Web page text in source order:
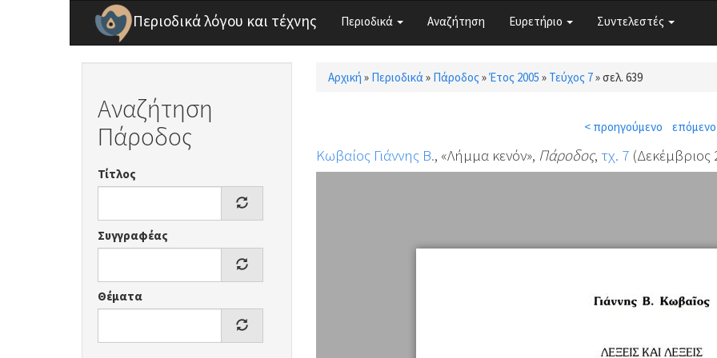
Παράκαμψη προς το κυρίως περιεχόμενο
Περιοδικά λόγου και τέχνης Περιοδικά Αναζήτηση Ευρετήριο Συντελεστές
Αναζήτηση
Πάροδος
Τίτλος
Συγγραφέας
Θέματα
Είστε εδώ
Αρχική » Περιοδικά» Πάροδος »Έτος 2005 » Τεύχος 7»σελ. 639
< προηγούμενο
Κωβαίος Γιάννης Β., «Λήμμα κενόν», Πάροδος, τχ. 7(Δεκέμβριος